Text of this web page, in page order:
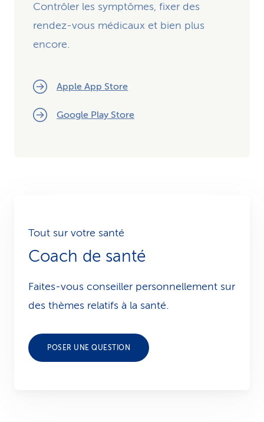
Contrôler les symptômes, fixer des
rendez-vous médicaux et bien plus
encore.
Apple App Store
Google Play Store
Tout sur votre santé
Coach de santé
Faites-vous conseiller personnellement sur
des thèmes relatifs à la santé.
POSER UNE QUESTION